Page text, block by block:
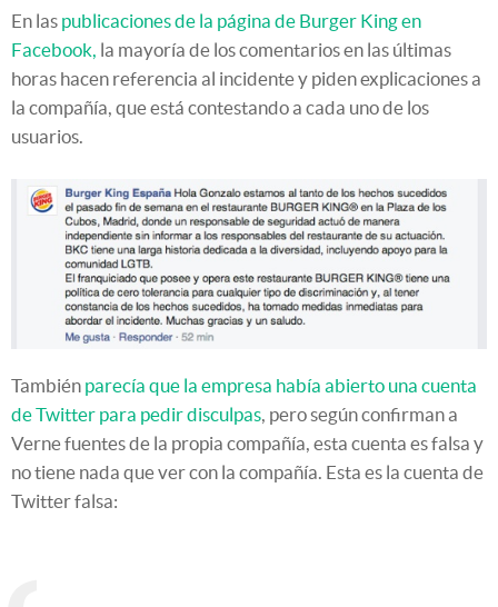
En las publicaciones de la página de Burger King en
Facebook, la mayoría de los comentarios en las últimas
horas hacen referencia al incidente y piden explicaciones a
la compañía, que está contestando a cada uno de los
usuarios.
También parecía que la empresa había abierto una cuenta
de Twitter para pedir disculpas, pero según confirman a
Verne fuentes de la propia compañía, esta cuenta es falsa y
no tiene nada que ver con la compañía. Esta es la cuenta de
Twitter falsa: